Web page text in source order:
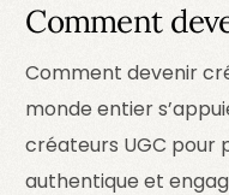
Comment
Comment devenir
monde entier
créateurs UGC pour
authentique et